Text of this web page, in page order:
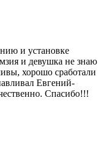
и установке
и девушка не знаю
хорошо сработали
Евгений-
Спасибо!!!